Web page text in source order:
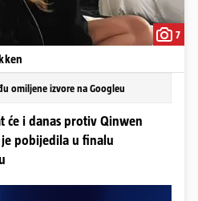
7
omiljene izvore na Googleu
će i danas protiv Qinwen
pobijedila u finalu